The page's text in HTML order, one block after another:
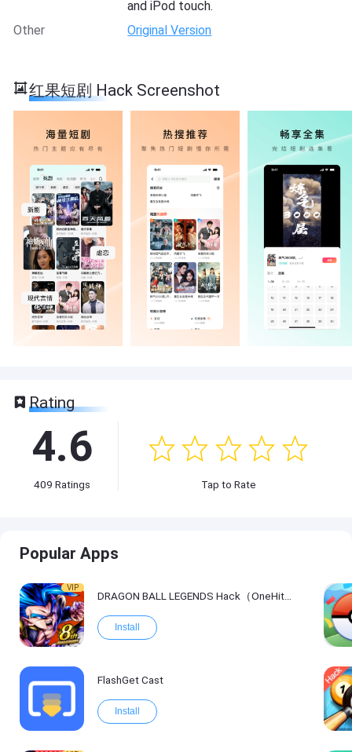
and iPod touch.
Other
Original Version
红果短剧 Hack Screenshot
Rating
4.6
409 Ratings Tap to Rate
Popular Apps
VIP
DRAGON BALL LEGENDS Hack（OneHitKill）
Install
FlashGet Cast
Install